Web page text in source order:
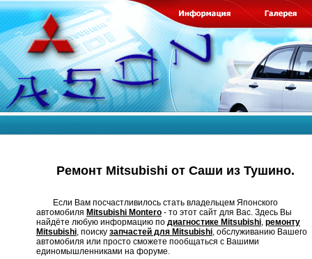
Ремонт Mitsubishi от Саши из Тушино.
Если Вам посчастливилось стать владельцем Японского
автомобиля Mitsubishi Montero - то этот сайт для Вас. Здесь Вы
найдёте любую информацию по диагностике Mitsubishi, ремонту
Mitsubishi, поиску запчастей для Mitsubishi, обслуживанию Вашего
автомобиля или просто сможете пообщаться с Вашими
единомышленниками на форуме.